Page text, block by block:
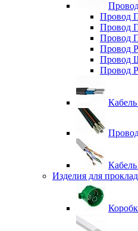
Провод
Провод
Провод
Провод
Провод
Провод
Изделия для